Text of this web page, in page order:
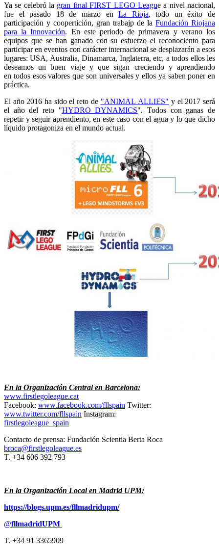
Ya se celebró la gran final FIRST LEGO League a nivel nacional,
fue el pasado 18 de marzo enLa Rioja, todo un éxito de
participación y coopertición, gran trabajp de la Fundación Riojana
para la Innovación. En este periodo de primavera y verano los
equipos que se han ganado con su esfuerzo el reconociento para
participar en eventos con carácter internacional se desplazarán a esos
lugares: USA, Australia, Dinamarca, Inglaterra, etc, a todos ellos les
deseamos un buen viaje y que sigan creciendo y aprendiendo
en todos esos valores que son universales y ellos ya saben poner en
práctica.
El año 2016 ha sido el reto de "ANIMAL ALLIES" y el 2017 será
el año del reto "HYDRO DYNAMICS". Todos con ganas de
repetir y seguir aprendiento, en este caso con el agua y lo que dicho
líquido protagoniza en el mundo actual.
En la Organización Central en Barcelona:
www.firstlegoleague.cat
Facebook: www.facebook.com/fllspain Twitter:
www.twitter.com/fllspain Instagram:
firstlegoleague_spain
Contacto de prensa: Fundación Scientia Berta Roca
broca@firstlegoleague.es
T. +34 606 392 793
En la Organización Local en Madrid UPM:
https://blogs.upm.es/fllmadridupm/
@fllmadridUPM
T. +34 91 3365909